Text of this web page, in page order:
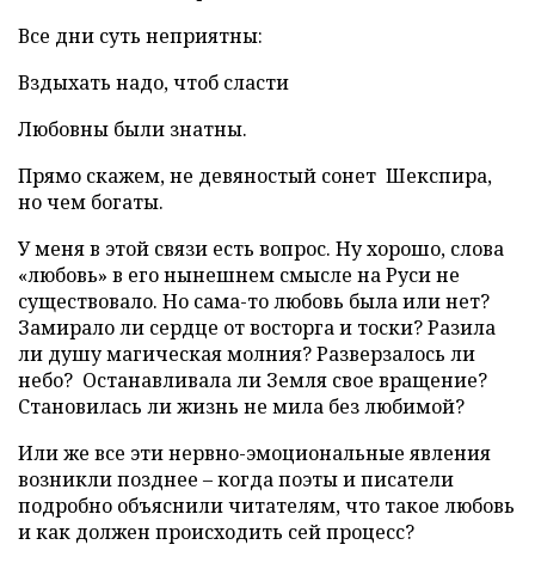
Все дни суть неприятны:
Вздыхать надо, чтоб сласти
Любовны были знатны.
Прямо скажем, не девяностый сонет Шекспира,
но чем богаты.
У меня в этой связи есть вопрос. Ну хорошо, слова
«любовь» в его нынешнем смысле на Руси не
существовало. Но сама-то любовь была или нет?
Замирало ли сердце от восторга и тоски? Разила
ли душу магическая молния? Разверзалось ли
небо? Останавливала ли Земля свое вращение?
Становилась ли жизнь не мила без любимой?
Или же все эти нервно-эмоциональные явления
возникли позднее – когда поэты и писатели
подробно объяснили читателям, что такое любовь
и как должен происходить сей процесс?